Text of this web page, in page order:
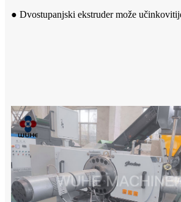
● Dvostupanjski ekstruder može